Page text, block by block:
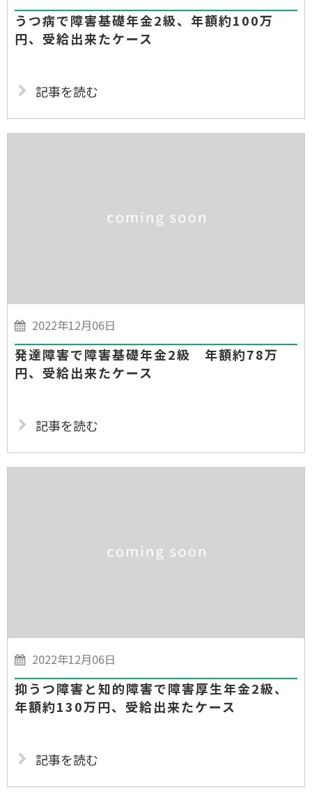
うつ病で障害基礎年金2級、年額約100万
円、受給出来たケース
記事を読む
2022年12月06日
発達障害で障害基礎年金2級 年額約78万
円、受給出来たケース
記事を読む
2022年12月06日
抑うつ障害と知的障害で障害厚生年金2級、
年額約130万円、受給出来たケース
記事を読む